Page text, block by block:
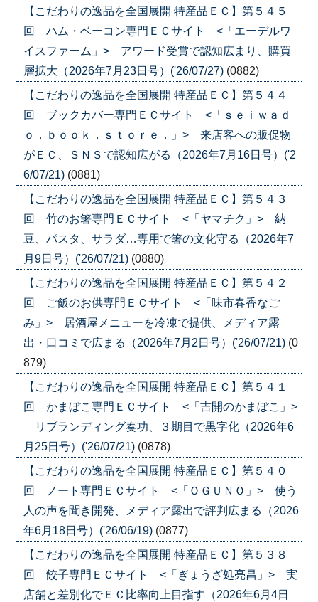
【こだわりの逸品を全国展開 特産品ＥＣ】第５４５
回 ハム・ベーコン専門ＥＣサイト <「エーデルワ
イスファーム」> アワード受賞で認知広まり、購買
層拡大（2026年7月23日号）('26/07/27) (0882)
【こだわりの逸品を全国展開 特産品ＥＣ】第５４４
回 ブックカバー専門ＥＣサイト <「ｓｅｉｗａｄ
ｏ．ｂｏｏｋ．ｓｔｏｒｅ．」> 来店客への販促物
がＥＣ、ＳＮＳで認知広がる（2026年7月16日号）('2
6/07/21) (0881)
【こだわりの逸品を全国展開 特産品ＥＣ】第５４３
回 竹のお箸専門ＥＣサイト <「ヤマチク」> 納
豆、パスタ、サラダ…専用で箸の文化守る（2026年7
月9日号）('26/07/21) (0880)
【こだわりの逸品を全国展開 特産品ＥＣ】第５４２
回 ご飯のお供専門ＥＣサイト <「味市春香なご
み」> 居酒屋メニューを冷凍で提供、メディア露
出・口コミで広まる（2026年7月2日号）('26/07/21) (0
879)
【こだわりの逸品を全国展開 特産品ＥＣ】第５４１
回 かまぼこ専門ＥＣサイト <「吉開のかまぼこ」>
リブランディング奏功、３期目で黒字化（2026年6
月25日号）('26/07/21) (0878)
【こだわりの逸品を全国展開 特産品ＥＣ】第５４０
回 ノート専門ＥＣサイト <「ＯＧＵＮＯ」> 使う
人の声を聞き開発、メディア露出で評判広まる（2026
年6月18日号）('26/06/19) (0877)
【こだわりの逸品を全国展開 特産品ＥＣ】第５３８
回 餃子専門ＥＣサイト <「ぎょうざ処亮昌」> 実
店舗と差別化でＥＣ比率向上目指す（2026年6月4日